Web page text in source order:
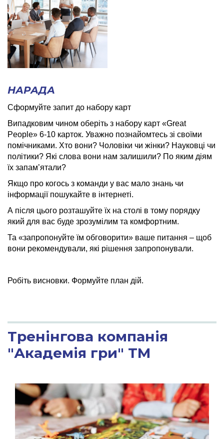
НАРАДА
Сформуйте запит до набору карт
Випадковим чином оберіть з набору карт «Great
Peоple» 6-10 карток. Уважно познайомтесь зі своїми
помічниками. Хто вони? Чоловіки чи жінки? Науковці чи
політики? Які слова вони нам залишили? По яким діям
їх запам’ятали?
Якщо про когось з команди у вас мало знань чи
інформації пошукайте в інтернеті.
А після цього розташуйте їх на столі в тому порядку
який для вас буде зрозумілим та комфортним.
Та «запропонуйте їм обговорити» ваше питання – щоб
вони рекомендували, які рішення запропонували.
Робіть висновки. Формуйте план дій.
Тренінгова компанія
"Академія гри" ТМ